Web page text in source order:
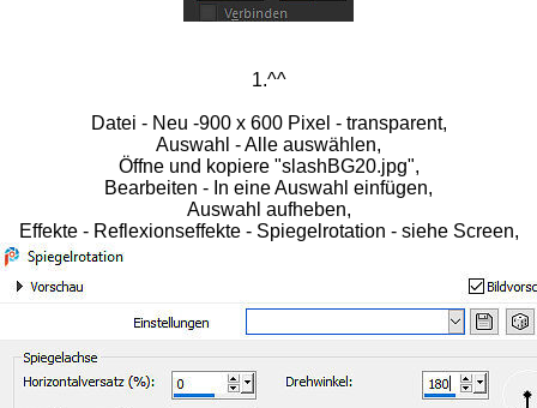
1.^^
Datei - Neu -900 x 600 Pixel - transparent,
Auswahl - Alle auswählen,
Öffne und kopiere "slashBG20.jpg",
Bearbeiten - In eine Auswahl einfügen,
Auswahl aufheben,
Effekte - Reflexionseffekte - Spiegelrotation - siehe Screen,